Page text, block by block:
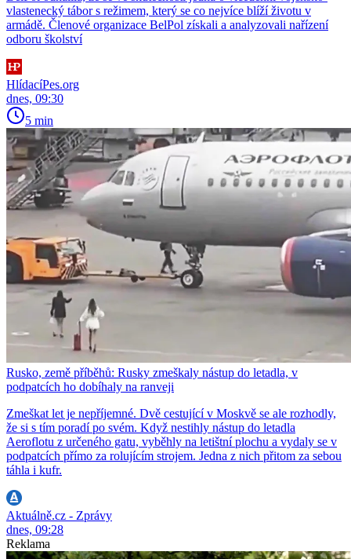
vlastenecký tábor s režimem, který se co nejvíce blíží životu v
armádě. Členové organizace BelPol získali a analyzovali nařízení
odboru školství
HlídacíPes.org
dnes, 09:30
5 min
Rusko, země příběhů: Rusky zmeškaly nástup do letadla, v
podpatcích ho dobíhaly na ranveji
Zmeškat let je nepříjemné. Dvě cestující v Moskvě se ale rozhodly,
že si s tím poradí po svém. Když nestihly nástup do letadla
Aeroflotu z určeného gatu, vyběhly na letištní plochu a vydaly se v
podpatcích přímo za rolujícím strojem. Jedna z nich přitom za sebou
táhla i kufr.
Aktuálně.cz - Zprávy
dnes, 09:28
Reklama